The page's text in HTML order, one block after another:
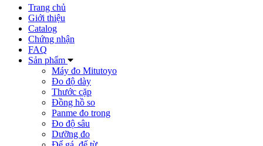
Trang chủ
Giới thiệu
Catalog
Chứng nhận
FAQ
Sản phẩm
Máy đo Mitutoyo
Đo độ dày
Thước cặp
Đồng hồ so
Panme đo trong
Đo độ sâu
Dưỡng đo